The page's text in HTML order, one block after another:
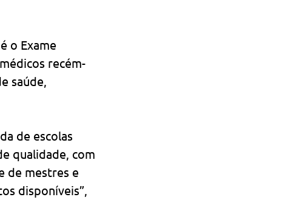
o Exame
recém-
saúde,
de escolas
qualidade, com
de mestres e
disponíveis”,